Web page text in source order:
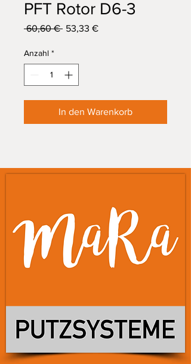
PFT Rotor D6-3
60,60 € Standardpreis
53,33 €Sale-
Anzahl *
In den Warenkorb